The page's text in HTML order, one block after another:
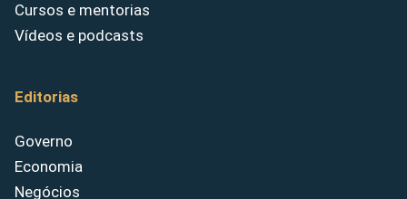
Cursos e mentorias
Vídeos e podcasts
Editorias
Governo
Economia
Negócios